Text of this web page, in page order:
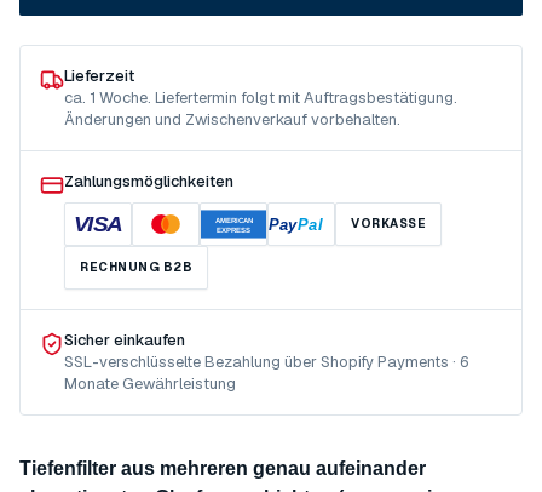
Lieferzeit
ca. 1 Woche. Liefertermin folgt mit Auftragsbestätigung.
Änderungen und Zwischenverkauf vorbehalten.
Zahlungsmöglichkeiten
VISA
AMERICAN
EXPRESS
PayPal VORKASSE
RECHNUNG B2B
Sicher einkaufen
SSL-verschlüsselte Bezahlung über Shopify Payments · 6
Monate Gewährleistung
Tiefenfilter aus mehreren genau aufeinander